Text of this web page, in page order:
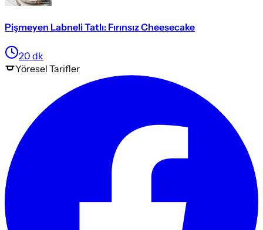
Pişmeyen Labneli Tatlı: Fırınsız Cheesecake
20 dk
Yöresel Tarifler